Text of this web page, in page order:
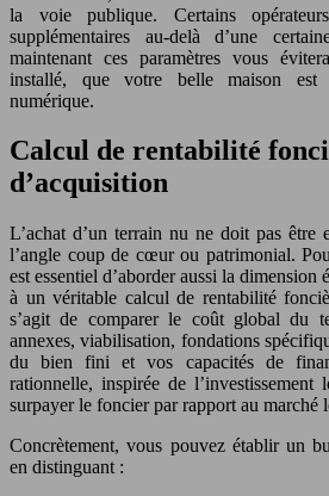
la voie publique. Certains
supplémentaires au-delà d’une
maintenant ces paramètres vous
installé, que votre belle maison est
numérique.
Calcul de rentabilité
d’acquisition
L’achat d’un terrain nu ne doit pas être
l’angle coup de cœur ou patrimonial.
est essentiel d’aborder aussi la dimension
à un véritable calcul de rentabilité
s’agit de comparer le coût global du
annexes, viabilisation, fondations
du bien fini et vos capacités de
rationnelle, inspirée de l’investissement
surpayer le foncier par rapport au marché
Concrètement, vous pouvez établir un
en distinguant :